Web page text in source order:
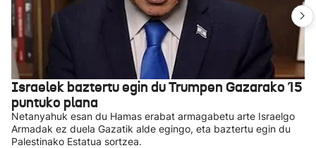
Israelek baztertu egin du Trumpen Gazarako 15
puntuko plana
Netanyahuk esan du Hamas erabat armagabetu arte Israelgo
Armadak ez duela Gazatik alde egingo, eta baztertu egin du
Palestinako Estatua sortzea.